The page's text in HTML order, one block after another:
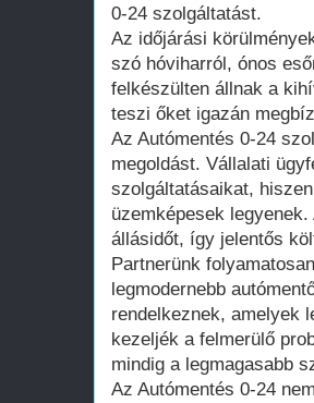
0-24 szolgáltatást.
Az időjárási
szó hóviharról, ónos
felkészülten állnak a
teszi őket igazán
Az Autómentés 0-24
megoldást. Vállalati
szolgáltatásaikat,
üzemképesek
állásidőt, így jelentős
Partnerünk
legmodernebb
rendelkeznek, amelyek
kezeljék a felmerülő
mindig a legmagasabb
Az Autómentés 0-24